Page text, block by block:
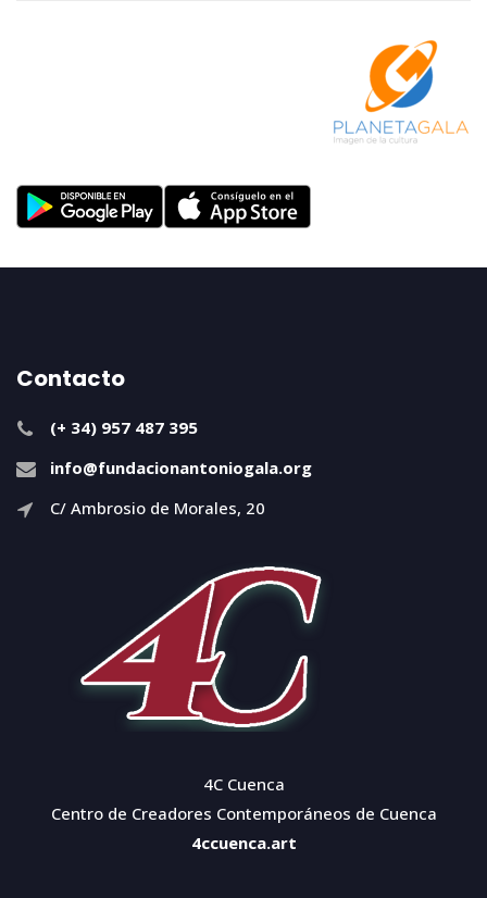
Contacto
(+ 34) 957 487 395
info@fundacionantoniogala.org
C/ Ambrosio de Morales, 20
4C Cuenca
Centro de Creadores Contemporáneos de Cuenca
4ccuenca.art